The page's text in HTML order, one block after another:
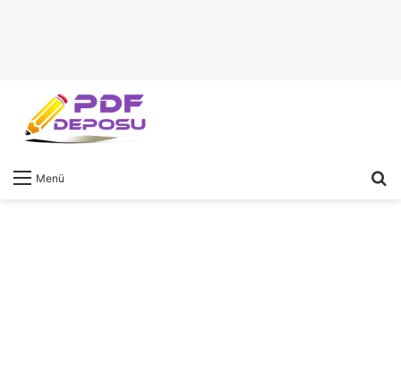
Menü